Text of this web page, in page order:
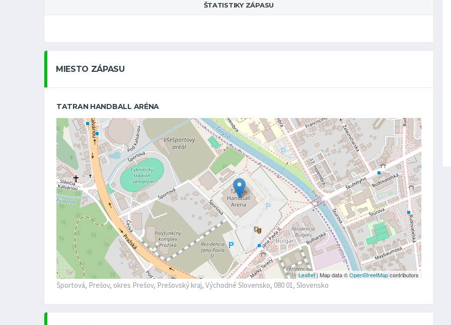
ŠTATISTIKY ZÁPASU
MIESTO ZÁPASU
TATRAN HANDBALL ARÉNA
Leaflet| Map data ©OpenStreetMapcontributors
Športová, Prešov, okres Prešov, Prešovský kraj, Východné Slovensko, 080 01, Slovensko